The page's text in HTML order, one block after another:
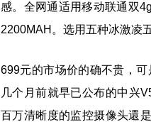
感。全网通适用移动联通双
2200MAH。选用五种冰激凌
699元的市场价的确不贵，
几个月前就早已公布的中兴
百万清晰度的监控摄像头還